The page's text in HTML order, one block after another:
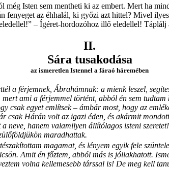
Isten sem mentheti ki az embert. Mert ha
fenyeget az éhhalál, ki győzi azt hittel? Mivel
– Ígéret-hordozóhoz illő eledellel!
II.
Sára tusakodása
az ismeretlen Istennel a fáraó háremében
a férjemnek, Ábrahámnak: a mienk leszel,
ami a férjemmel történt, abból én sem
csak egyet említsek – ámbár most, hogy az
csak Hárán volt az igazi éden, és akármit
neve, hanem valamilyen állítólagos isteni
maradhattak.
magamat, és lényem egyik fele
Amit én főztem, abból más is jóllakhatott.
volna kellemesebb társsal is! De meg kell